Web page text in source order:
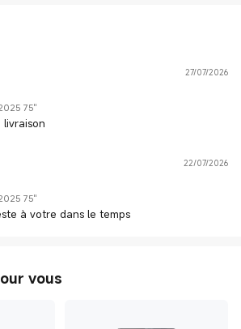
27/07/2026
75"
livraison
22/07/2026
75"
à votre dans le temps
vous